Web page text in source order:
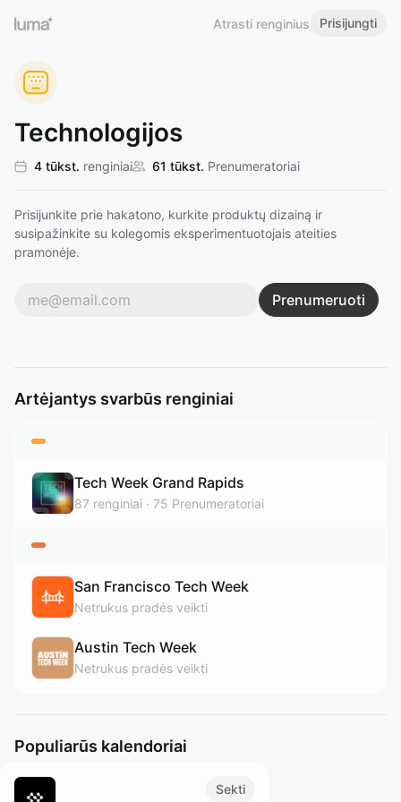
Atrasti renginius Prisijungti
Technologijos
4 tūkst. renginiai 61 tūkst. Prenumeratoriai
Prisijunkite prie hakatono, kurkite produktų dizainą ir
susipažinkite su kolegomis eksperimentuotojais ateities
pramonėje.
Prenumeruoti
Artėjantys svarbūs renginiai
Tech Week Grand Rapids
87 renginiai 75 Prenumeratoriai
San Francisco Tech Week
Netrukus pradės veikti
Austin Tech Week
Netrukus pradės veikti
Populiarūs kalendoriai
Sekti